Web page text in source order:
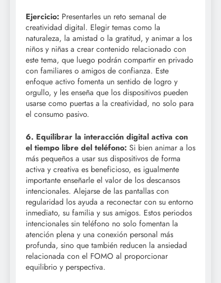
Ejercicio: Presentarles un reto semanal de
creatividad digital. Elegir temas como la
naturaleza, la amistad o la gratitud, y animar a los
niños y niñas a crear contenido relacionado con
este tema, que luego podrán compartir en privado
con familiares o amigos de confianza. Este
enfoque activo fomenta un sentido de logro y
orgullo, y les enseña que los dispositivos pueden
usarse como puertas a la creatividad, no solo para
el consumo pasivo.
6. Equilibrar la interacción digital activa con
el tiempo libre del teléfono: Si bien animar a los
más pequeños a usar sus dispositivos de forma
activa y creativa es beneficioso, es igualmente
importante enseñarle el valor de los descansos
intencionales. Alejarse de las pantallas con
regularidad los ayuda a reconectar con su entorno
inmediato, su familia y sus amigos. Estos periodos
intencionales sin teléfono no solo fomentan la
atención plena y una conexión personal más
profunda, sino que también reducen la ansiedad
relacionada con el FOMO al proporcionar
equilibrio y perspectiva.